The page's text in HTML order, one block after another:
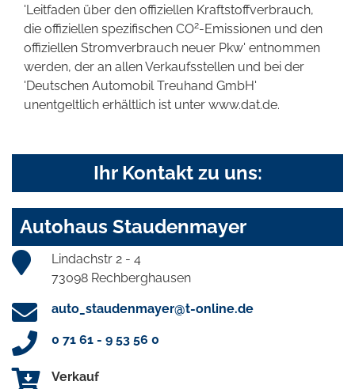
'Leitfaden über den offiziellen Kraftstoffverbrauch,
die offiziellen spezifischen CO2-Emissionen und den
offiziellen Stromverbrauch neuer Pkw' entnommen
werden, der an allen Verkaufsstellen und bei der
'Deutschen Automobil Treuhand GmbH'
unentgeltlich erhältlich ist unter www.dat.de.
Ihr Kontakt zu uns:
Autohaus Staudenmayer
Lindachstr 2 - 4
73098 Rechberghausen
auto_staudenmayer@t-online.de
0 71 61 - 9 53 56 0
Verkauf